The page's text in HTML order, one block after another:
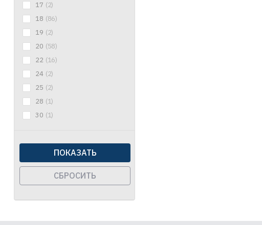
17 (2)
18 (86)
19 (2)
20 (58)
22 (16)
24 (2)
25 (2)
28 (1)
30 (1)
ПОКАЗАТЬ
СБРОСИТЬ